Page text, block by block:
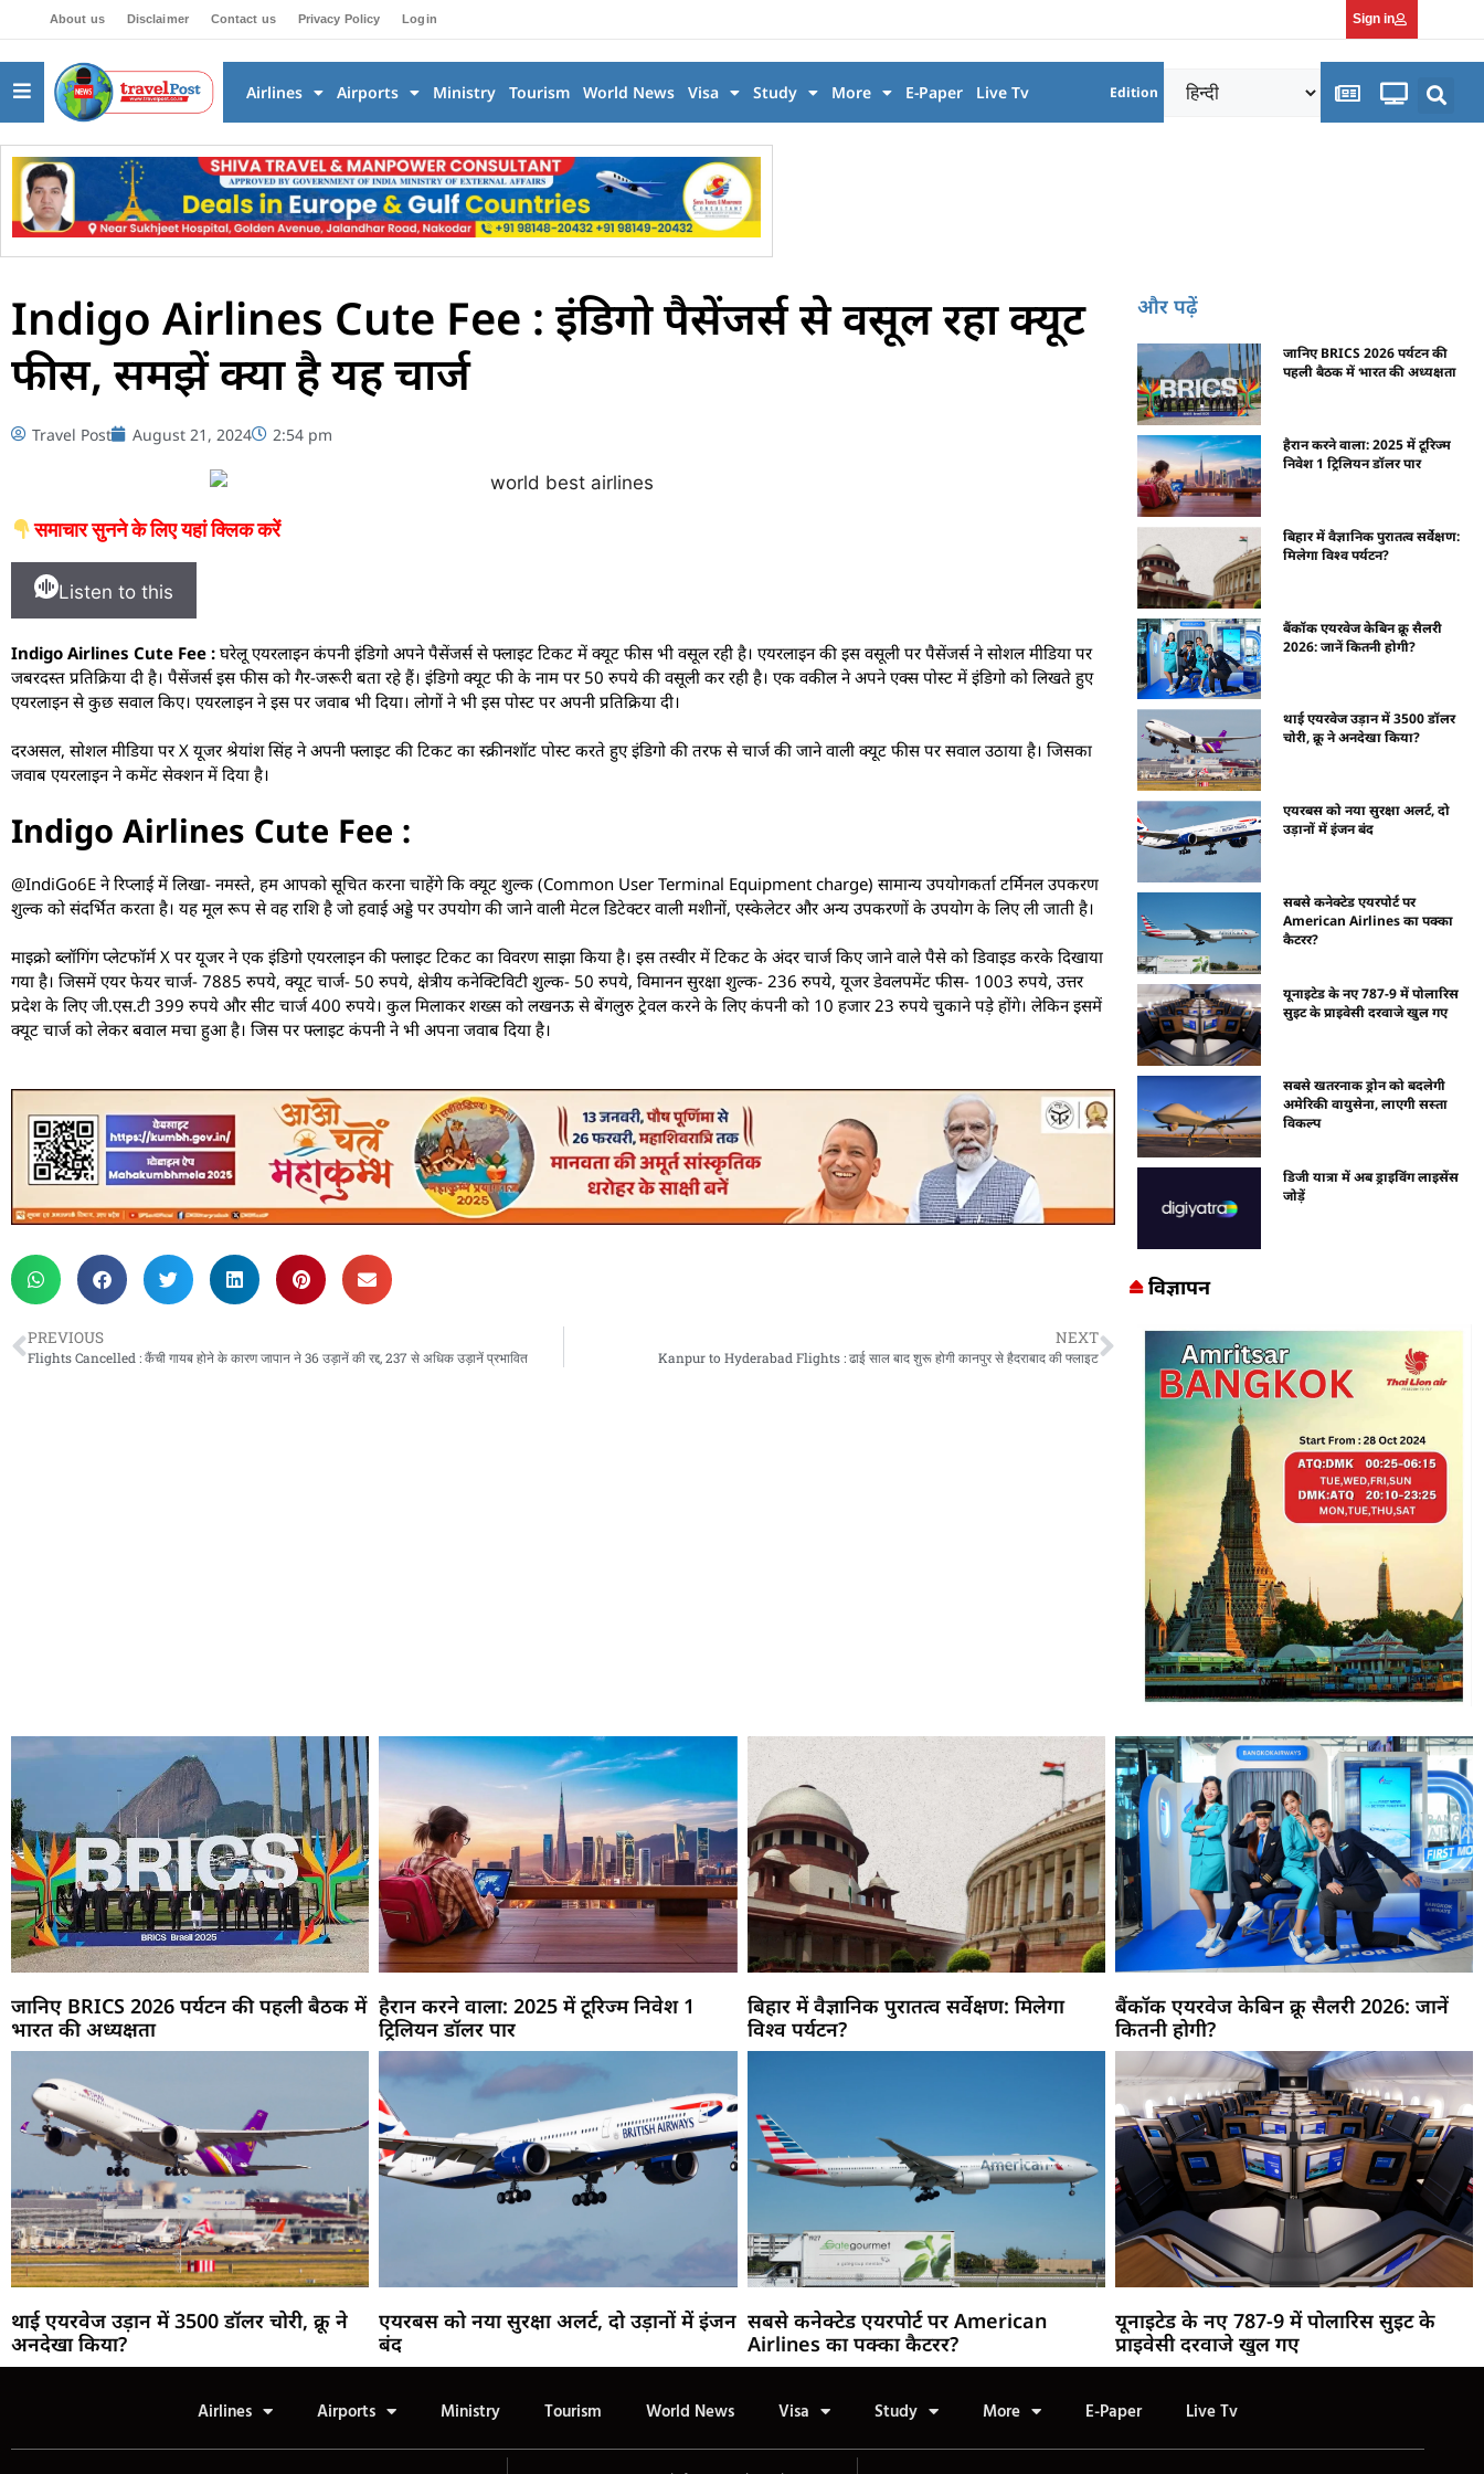
About us Disclaimer Contact us Privacy Policy Login Sign in
Airlines Airports Ministry Tourism World News Visa Study More E-Paper Live Tv Edition
Indigo Airlines Cute Fee : इंडिगो पैसेंजर्स से वसूल रहा क्यूट
फीस, समझें क्या है यह चार्ज
Travel Post August 21, 2024 2:54 pm
समाचार सुनने के लिए यहां क्लिक करें
Listen to this
Indigo Airlines Cute Fee : घरेलू एयरलाइन कंपनी इंडिगो अपने पैसेंजर्स से फ्लाइट टिकट में क्यूट फीस भी वसूल रही है। एयरलाइन की इस वसूली पर पैसेंजर्स ने सोशल मीडिया पर
जबरदस्त प्रतिक्रिया दी है। पैसेंजर्स इस फीस को गैर-जरूरी बता रहे हैं। इंडिगो क्यूट फी के नाम पर 50 रुपये की वसूली कर रही है। एक वकील ने अपने एक्स पोस्ट में इंडिगो को लिखते हुए
एयरलाइन से कुछ सवाल किए। एयरलाइन ने इस पर जवाब भी दिया। लोगों ने भी इस पोस्ट पर अपनी प्रतिक्रिया दी।
दरअसल, सोशल मीडिया पर X यूजर श्रेयांश सिंह ने अपनी फ्लाइट की टिकट का स्क्रीनशॉट पोस्ट करते हुए इंडिगो की तरफ से चार्ज की जाने वाली क्यूट फीस पर सवाल उठाया है। जिसका
जवाब एयरलाइन ने कमेंट सेक्शन में दिया है।
Indigo Airlines Cute Fee :
@IndiGo6E ने रिप्लाई में लिखा- नमस्ते, हम आपको सूचित करना चाहेंगे कि क्यूट शुल्क (Common User Terminal Equipment charge) सामान्य उपयोगकर्ता टर्मिनल उपकरण
शुल्क को संदर्भित करता है। यह मूल रूप से वह राशि है जो हवाई अड्डे पर उपयोग की जाने वाली मेटल डिटेक्टर वाली मशीनों, एस्केलेटर और अन्य उपकरणों के उपयोग के लिए ली जाती है।
माइक्रो ब्लॉगिंग प्लेटफॉर्म X पर यूजर ने एक इंडिगो एयरलाइन की फ्लाइट टिकट का विवरण साझा किया है। इस तस्वीर में टिकट के अंदर चार्ज किए जाने वाले पैसे को डिवाइड करके दिखाया
गया है। जिसमें एयर फेयर चार्ज- 7885 रुपये, क्यूट चार्ज- 50 रुपये, क्षेत्रीय कनेक्टिविटी शुल्क- 50 रुपये, विमानन सुरक्षा शुल्क- 236 रुपये, यूजर डेवलपमेंट फीस- 1003 रुपये, उत्तर
प्रदेश के लिए जी.एस.टी 399 रुपये और सीट चार्ज 400 रुपये। कुल मिलाकर शख्स को लखनऊ से बेंगलुरु ट्रेवल करने के लिए कंपनी को 10 हजार 23 रुपये चुकाने पड़े होंगे। लेकिन इसमें
क्यूट चार्ज को लेकर बवाल मचा हुआ है। जिस पर फ्लाइट कंपनी ने भी अपना जवाब दिया है।
PREVIOUS
Flights Cancelled : कैंची गायब होने के कारण जापान ने 36 उड़ानें की रद्द, 237 से अधिक उड़ानें प्रभावित
NEXT
Kanpur to Hyderabad Flights : ढाई साल बाद शुरू होगी कानपुर से हैदराबाद की फ्लाइट
और पढ़ें
जानिए BRICS 2026 पर्यटन की
पहली बैठक में भारत की अध्यक्षता
हैरान करने वाला: 2025 में टूरिज्म
निवेश 1 ट्रिलियन डॉलर पार
बिहार में वैज्ञानिक पुरातत्व सर्वेक्षण:
मिलेगा विश्व पर्यटन?
बैंकॉक एयरवेज केबिन क्रू सैलरी
2026: जानें कितनी होगी?
थाई एयरवेज उड़ान में 3500 डॉलर
चोरी, क्रू ने अनदेखा किया?
एयरबस को नया सुरक्षा अलर्ट, दो
उड़ानों में इंजन बंद
सबसे कनेक्टेड एयरपोर्ट पर
American Airlines का पक्का
कैटरर?
यूनाइटेड के नए 787-9 में पोलारिस
सुइट के प्राइवेसी दरवाजे खुल गए
सबसे खतरनाक ड्रोन को बदलेगी
अमेरिकी वायुसेना, लाएगी सस्ता
विकल्प
डिजी यात्रा में अब ड्राइविंग लाइसेंस
जोड़ें
विज्ञापन
जानिए BRICS 2026 पर्यटन की पहली बैठक में
भारत की अध्यक्षता
हैरान करने वाला: 2025 में टूरिज्म निवेश 1
ट्रिलियन डॉलर पार
बिहार में वैज्ञानिक पुरातत्व सर्वेक्षण: मिलेगा
विश्व पर्यटन?
बैंकॉक एयरवेज केबिन क्रू सैलरी 2026: जानें
कितनी होगी?
थाई एयरवेज उड़ान में 3500 डॉलर चोरी, क्रू ने
अनदेखा किया?
एयरबस को नया सुरक्षा अलर्ट, दो उड़ानों में इंजन
बंद
सबसे कनेक्टेड एयरपोर्ट पर American
Airlines का पक्का कैटरर?
यूनाइटेड के नए 787-9 में पोलारिस सुइट के
प्राइवेसी दरवाजे खुल गए
Airlines Airports Ministry Tourism World News Visa Study More E-Paper Live Tv